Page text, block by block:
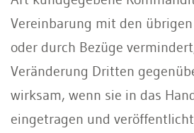
Vereinbarung mit den
oder durch Bezüge
Veränderung Dritten
wirksam, wenn sie in das
eingetragen und